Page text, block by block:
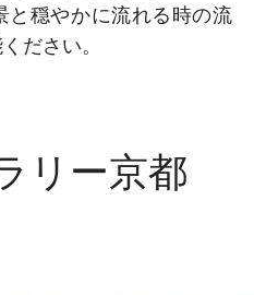
と穏やかに流れる時の流
ださい。
リー京都